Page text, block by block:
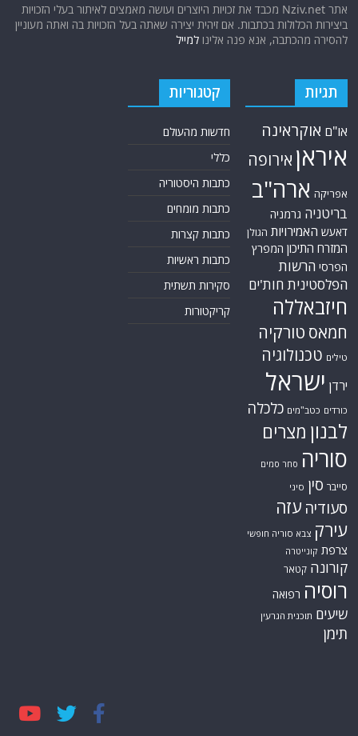
אתר Nziv.net מכבד את זכויות היוצרים ועושה מאמצים לאיתור בעלי הזכויות
ביצירות הכלולות בכתבות. אם זיהית יצירה שאתה בעל הזכויות בה ואתה מעוניין
להסירה מהכתבה, אנא פנה אלינולמייל
תגיות
או"ם אוקראינה
איראן אירופה
אפריקה ארה"ב
בריטניה גרמניה
דאעש האמירויות הגולן
המזרח התיכון המפרץ
הפרסי הרשות
הפלסטינית חות'ים
חיזבאללה
חמאס טורקיה
טילים טכנולוגיה
ירדן ישראל
כורדים כטב"מים כלכלה
לבנון מצרים
סוריה סחר סמים
סייבר סין סיני
סעודיה עזה
עירק צבא סוריה חופשי
צרפת קונייטרה
קורונה קטאר
רוסיה רפואה
שיעים תוכנית הגרעין
תימן
קטגוריות
חדשות מהעולם
כללי
כתבות היסטוריה
כתבות מומחים
כתבות קצרות
כתבות ראשיות
סקירות תשתית
קריקטורות